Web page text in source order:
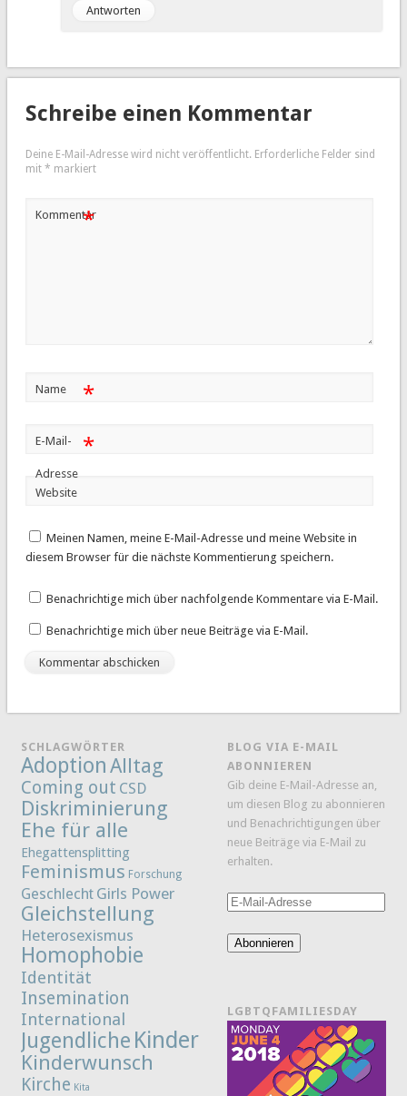
Antworten
Schreibe einen Kommentar
Deine E-Mail-Adresse wird nicht veröffentlicht. Erforderliche Felder sind
mit * markiert
Kommentar
*
Name *
E-Mail-
Adresse
*
Website
Meinen Namen, meine E-Mail-Adresse und meine Website in
diesem Browser für die nächste Kommentierung speichern.
Benachrichtige mich über nachfolgende Kommentare via E-Mail.
Benachrichtige mich über neue Beiträge via E-Mail.
SCHLAGWÖRTER
AdoptionAlltag
Coming out CSD
Diskriminierung
Ehe für alle
Ehegattensplitting
Feminismus Forschung
Geschlecht Girls Power
Gleichstellung
Heterosexismus
Homophobie
Identität
Insemination
International
Jugendliche Kinder
Kinderwunsch
Kirche Kita
BLOG VIA E-MAIL
ABONNIEREN
Gib deine E-Mail-Adresse an,
um diesen Blog zu abonnieren
und Benachrichtigungen über
neue Beiträge via E-Mail zu
erhalten.
E-
Adresse
Abonnieren
LGBTQFAMILIESDAY